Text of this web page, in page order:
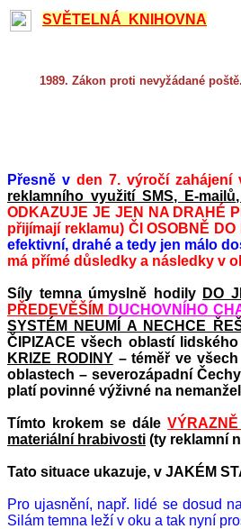
SVĚTELNÁ KNIHOVNA
1989. Zákon proti nevyžádané poště.
Přesně v den 7. výročí zahájení
reklamního využití SMS, E-mailů
ODKAZUJE JE JEN NA DRAHÉ
přijímají reklamu) ČI OSOBNĚ DO
efektivní, drahé a tedy jen málo
má přímé důsledky a následky v
Síly temna úmyslně hodily DO
PŘEDEVĚŠÍM DUCHOVNÍHO
SYSTÉM NEUMÍ A NECHCE
ČIPIZACE všech oblastí
KRIZE RODINY– téměř ve všech
oblastech – severozápadní
platí povinné výživné na
Tímto krokem se dále
materiální hrabivosti (ty reklamní
Tato situace ukazuje, v JAKÉM
Pro ujasnění, např. lidé se dosud
Silám temna leží v oku a tak nyní